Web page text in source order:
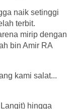
naik setinggi
terbit.
mirip dengan
bin Amir RA
kami salat...
hingga